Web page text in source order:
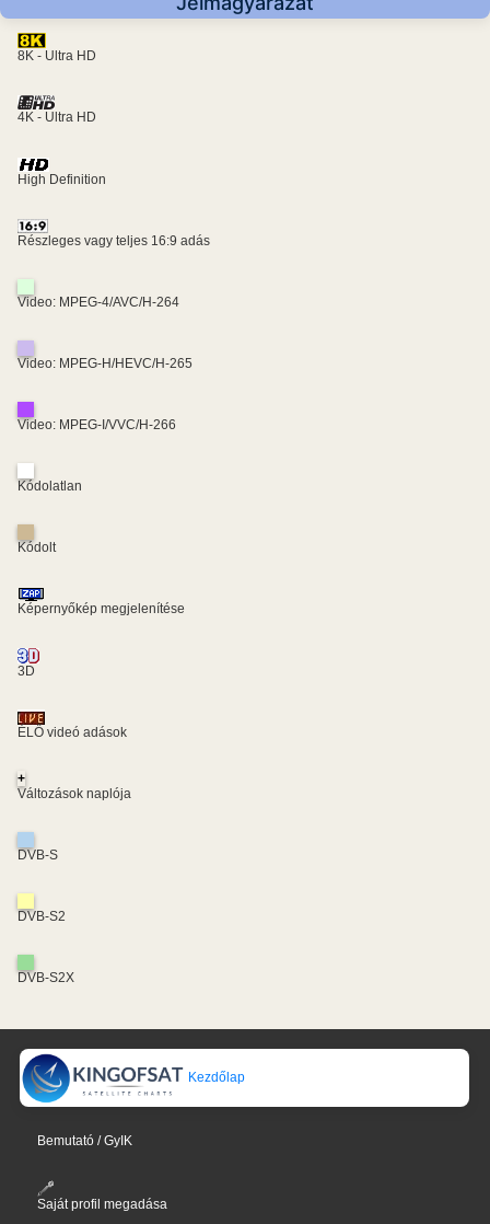
8K - Ultra HD
4K - Ultra HD
High Definition
Részleges vagy teljes 16:9 adás
Video: MPEG-4/AVC/H-264
Video: MPEG-H/HEVC/H-265
Video: MPEG-I/VVC/H-266
Kódolatlan
Kódolt
Képernyőkép megjelenítése
3D
ÉLŐ videó adások
+
Változások naplója
DVB-S
DVB-S2
DVB-S2X
Kezdőlap
Bemutató / GyIK
Saját profil megadása